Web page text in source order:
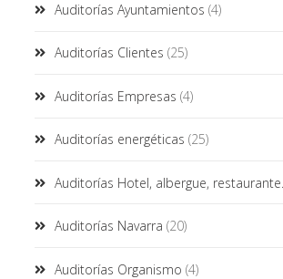
Auditorías Ayuntamientos (4)
Auditorías Clientes (25)
Auditorías Empresas (4)
Auditorías energéticas (25)
Auditorías Hotel, albergue, restaurante…
Auditorías Navarra (20)
Auditorías Organismo (4)